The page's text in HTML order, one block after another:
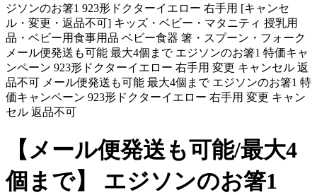
ジソンのお箸1 923形ドクターイエロー 右手用 [キャンセ
ル・変更・返品不可] キッズ・ベビー・マタニティ 授乳用
品・ベビー用食事用品 ベビー食器 箸・スプーン・フォーク
メール便発送も可能 最大4個まで エジソンのお箸1 特価キャ
ンペーン 923形ドクターイエロー 右手用 変更 キャンセル 返
品不可 メール便発送も可能 最大4個まで エジソンのお箸1 特
価キャンペーン 923形ドクターイエロー 右手用 変更 キャン
セル 返品不可
【メール便発送も可能/最大4
個まで】 エジソンのお箸1